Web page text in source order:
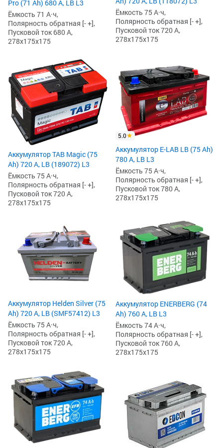
Pro (71 Ah) 680 А, LB L3
Ёмкость 71 А·ч,
Полярность обратная [- +],
Пусковой ток 680 А,
278x175x175
Ёмкость 75 А·ч,
Полярность обратная [- +],
Пусковой ток 720 А,
278x175x175
Аккумулятор TAB Magic (75
Ah) 720 А, LB (189072) L3
Ёмкость 75 А·ч,
Полярность обратная [- +],
Пусковой ток 720 А,
278x175x175
5.0
Аккумулятор E-LAB LB (75 Ah)
780 А, LB L3
Ёмкость 75 А·ч,
Полярность обратная [- +],
Пусковой ток 780 А,
278x175x175
Аккумулятор Helden Silver (75
Ah) 720 А, LB (SMF57412) L3
Ёмкость 75 А·ч,
Полярность обратная [- +],
Пусковой ток 720 А,
278x175x175
Аккумулятор ENERBERG (74
Ah) 760 А, LB L3
Ёмкость 74 А·ч,
Полярность обратная [- +],
Пусковой ток 760 А,
278x175x175